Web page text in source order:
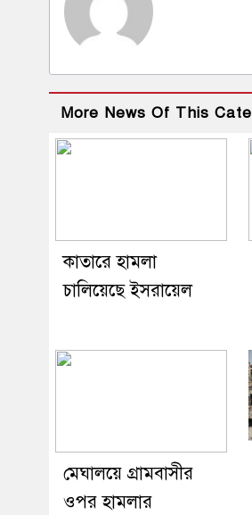
More News Of This
কাতারে হামলা
চালিয়েছে ইসরায়েল
মেঘালয়ে গ্রামবাসীর
ওপর হামলার